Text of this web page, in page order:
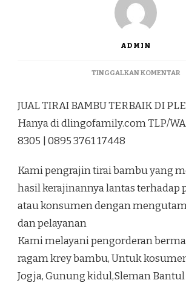
ADMIN
TINGGALKAN KOMENTAR
DI
JUAL TIRAI BAMBU TERBAIK DI
Hanya di dlingofamily.com TLP/WA
8305 | 0895 3761 17448
Kami pengrajin tirai bambu yang
hasil kerajinannya lantas terhadap
atau konsumen dengan
dan pelayanan
Kami melayani pengorderan
ragam krey bambu, Untuk
Jogja, Gunung kidul,Sleman